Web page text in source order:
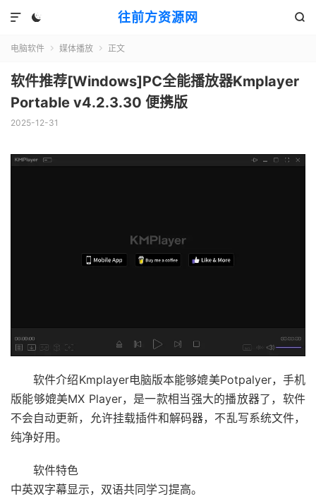
往前方资源网
 

电脑软件  媒体播放  正文
软件推荐[Windows]PC全能播放器Kmplayer
Portable v4.2.3.30 便携版
2025-12-31
软件介绍Kmplayer电脑版本能够媲美Potpalyer，手机
版能够媲美MX Player，是一款相当强大的播放器了，软件
不会自动更新，允许挂载插件和解码器，不乱写系统文件，
纯净好用。
软件特色
中英双字幕显示，双语共同学习提高。